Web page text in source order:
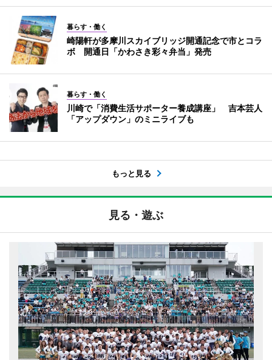
暮らす・働く
崎陽軒が多摩川スカイブリッジ開通記念で市とコラ
ボ 開通日「かわさき彩々弁当」発売
暮らす・働く
川崎で「消費生活サポーター養成講座」 吉本芸人
「アップダウン」のミニライブも
もっと見る
見る・遊ぶ